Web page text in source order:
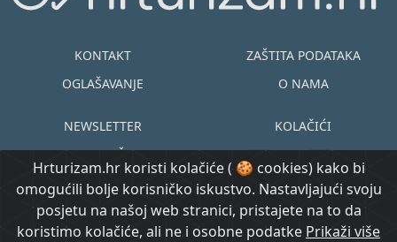
Hrturizam.hr koristi kolačiće ( 🍪 cookies) kako bi
omogućili bolje korisničko iskustvo. Nastavljajući svoju
posjetu na našoj web stranici, pristajete na to da
koristimo kolačiće, ali ne i osobne podatke Prikaži više
KONTAKT
OGLAŠAVANJE
ZAŠTITA PODATAKA
O NAMA
NEWSLETTER
UVJETI KORIŠTENJA
KOLAČIĆI
EN HR
© Copyright
2015.-2026.
@ Created by
Morgan Code
Prijavi se